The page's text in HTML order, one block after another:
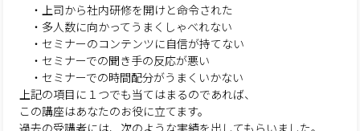
・上司から社内研修を開けと命令された
・多人数に向かってうまくしゃべれない
・セミナーのコンテンツに自信が持てない
・セミナーでの聞き手の反応が悪い
・セミナーでの時間配分がうまくいかない
上記の項目に１つでも当てはまるのであれば、
この講座はあなたのお役に立てます。